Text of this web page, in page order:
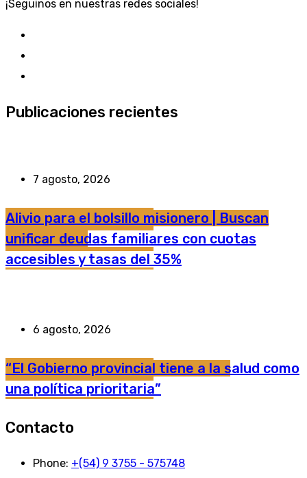
¡Seguinos en nuestras redes sociales!
Publicaciones recientes
7 agosto, 2026
Alivio para el bolsillo misionero | Buscan
unificar deudas familiares con cuotas
accesibles y tasas del 35%
6 agosto, 2026
“El Gobierno provincial tiene a la salud como
una política prioritaria”
Contacto
Phone: +(54) 9 3755 - 575748